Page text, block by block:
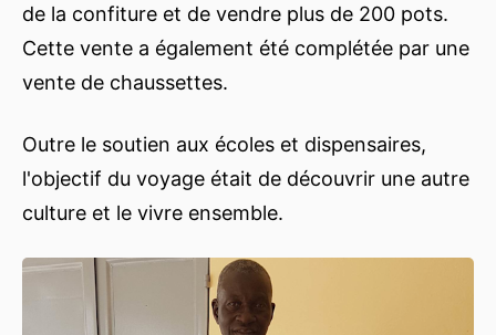
de la confiture et de vendre plus de 200 pots.
Cette vente a également été complétée par une
vente de chaussettes.
Outre le soutien aux écoles et dispensaires,
l'objectif du voyage était de découvrir une autre
culture et le vivre ensemble.